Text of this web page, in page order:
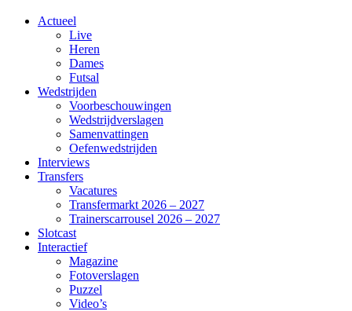
Actueel
Live
Heren
Dames
Futsal
Wedstrijden
Voorbeschouwingen
Wedstrijdverslagen
Samenvattingen
Oefenwedstrijden
Interviews
Transfers
Vacatures
Transfermarkt 2026 – 2027
Trainerscarrousel 2026 – 2027
Slotcast
Interactief
Magazine
Fotoverslagen
Puzzel
Video’s